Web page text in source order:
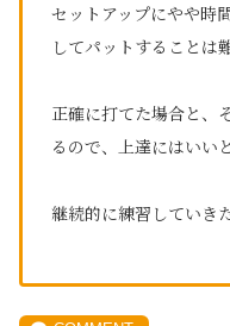
セットアップにやや時
してパットすることは
正確に打てた場合と、
るので、上達にはいい
継続的に練習していき